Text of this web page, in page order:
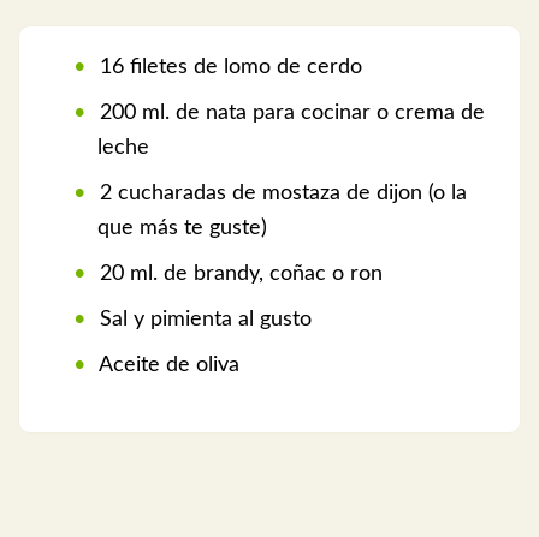
16 filetes de lomo de cerdo
200 ml. de nata para cocinar o crema de
leche
2 cucharadas de mostaza de dijon (o la
que más te guste)
20 ml. de brandy, coñac o ron
Sal y pimienta al gusto
Aceite de oliva